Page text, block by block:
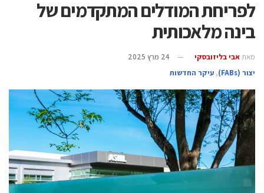
לפריחת המודלים המתקדמים של
בינה מלאכותית
מאת אבי בליזובסקי
24 מרץ 2025
‫יצור (‪(FABs‬‬
, עיקר החדשות